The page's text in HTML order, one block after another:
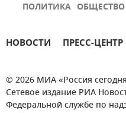
ПОЛИТИКА ОБЩЕСТВО
НОВОСТИ ПРЕСС-ЦЕНТР
© 2026 МИА «Россия
Сетевое издание РИА
Федеральной службе по